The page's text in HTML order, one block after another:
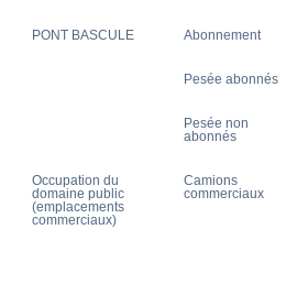
PONT BASCULE Abonnement
Pesée abonnés
Pesée non
abonnés
Occupation du
domaine public
(emplacements
commerciaux)
Camions
commerciaux